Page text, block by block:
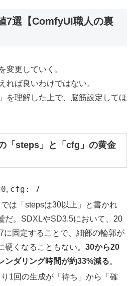
7選【ComfyUI職人の裏
変更していく。
れば良いわけではない。
を理解した上で、脳筋設定してほ
「steps」と「cfg」の黄金
, cfg: 7
は「stepsは30以上」と書かれ
だ。SDXLやSD3.5において、20
に固定することで、細部の輪郭が
硬くなることもない。30から20
ンダリング時間が約33%減る。
1回の生成が「待ち」から「確